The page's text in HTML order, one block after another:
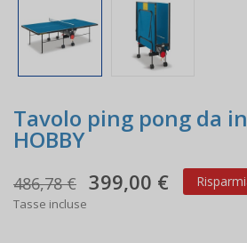
Tavolo ping pong da
HOBBY
486,78 € 399,00 €
Tasse incluse